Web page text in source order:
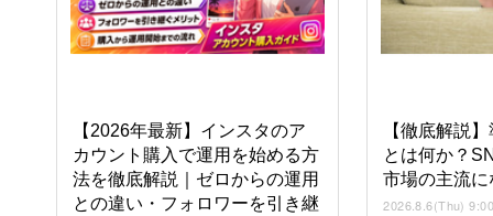
【2026年最新】インスタのア
カウント購入で運用を始める方
法を徹底解説｜ゼロからの運用
との違い・フォロワーを引き継
【徹底解説
とは何か？
市場の主流
2026.8.6(Thu)